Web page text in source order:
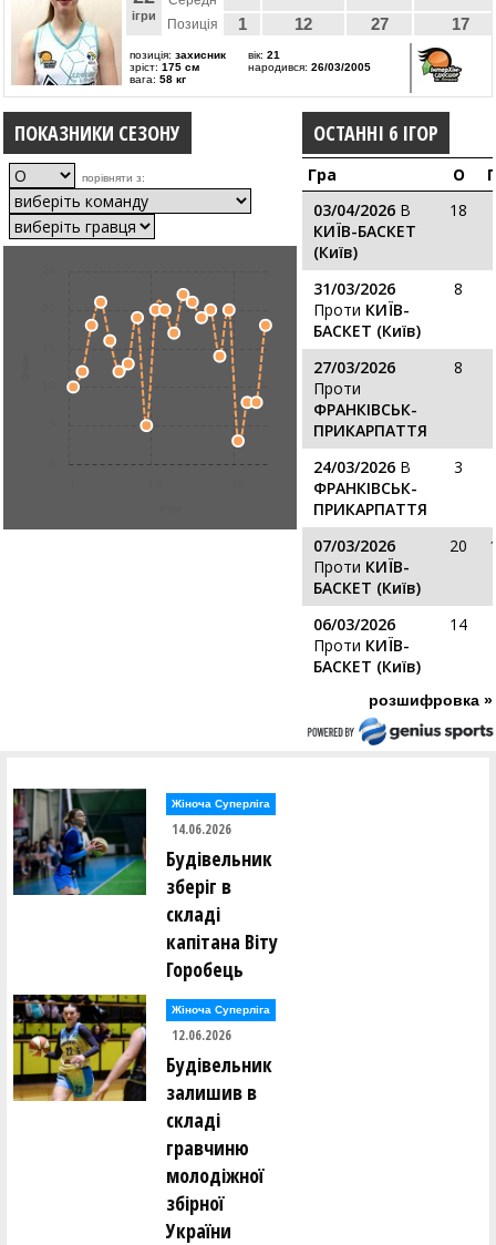
ігри
Позиція 1 12 27 17
позиція: захисник
зріст: 175 см
вага: 58 кг
вік: 21
народився: 26/03/2005
ПОКАЗНИКИ СЕЗОНУ
порівняти з:
ОСТАННІ 6 ІГОР
Гра О
03/04/2026 В
КИЇВ-БАСКЕТ
(Київ)
18
31/03/2026
Проти КИЇВ-
БАСКЕТ (Київ)
8
27/03/2026
Проти
ФРАНКІВСЬК-
ПРИКАРПАТТЯ
8
24/03/2026 В
ФРАНКІВСЬК-
ПРИКАРПАТТЯ
3
07/03/2026
Проти КИЇВ-
БАСКЕТ (Київ)
20
06/03/2026
Проти КИЇВ-
БАСКЕТ (Київ)
14
розшифровка »
Жіноча Суперліга
14.06.2026
Будівельник
зберіг в
складі
капітана Віту
Горобець
Жіноча Суперліга
12.06.2026
Будівельник
залишив в
складі
гравчиню
молодіжної
збірної
України